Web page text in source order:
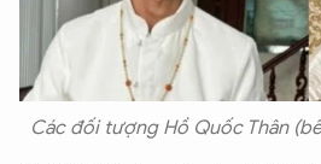
Các đối tượng Hồ Quốc Thân